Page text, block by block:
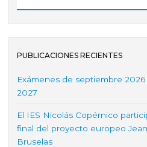
PUBLICACIONES RECIENTES
Exámenes de septiembre
2027
El IES Nicolás Copérnico
final del proyecto europeo
Bruselas